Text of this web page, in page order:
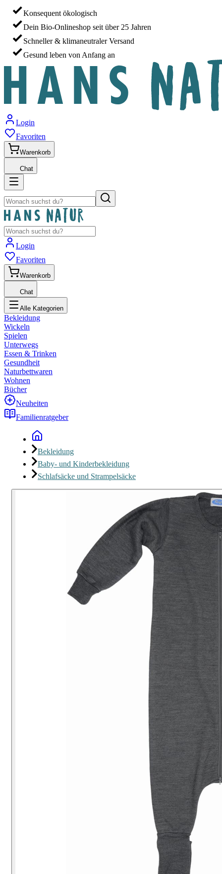
Konsequent ökologisch
Dein Bio-Onlineshop seit über 25 Jahren
Schneller & klimaneutraler Versand
Gesund leben von Anfang an
Login
Favoriten
Warenkorb
Chat
Login
Favoriten
Warenkorb
Chat
Alle Kategorien
Bekleidung
Wickeln
Spielen
Unterwegs
Essen & Trinken
Gesundheit
Naturbettwaren
Wohnen
Bücher
Neuheiten
Familienratgeber
Bekleidung
Baby- und Kinderbekleidung
Schlafsäcke und Strampelsäcke